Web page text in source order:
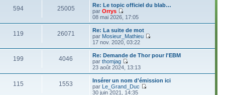
t
l
e
d
r
n
r
m
e
594 25005
Re: Le topic officiel du blab…
par Orrys
C
o
n
s
u
l
t
e
r
l
d
e
08 mai 2026, 17:05
119 26071
Re: La suite de mot
par Mosieur_Mathieu
o
n
s
e
17 nov. 2020, 03:22
199 4046
Re: Demande de Thor pour l'EBM
par thomjag
C
o
n
s
u
23 août 2024, 13:13
115 1553
Insérer un nom d'émission ici
par Le_Grand_Duc
30 juin 2021, 14:35